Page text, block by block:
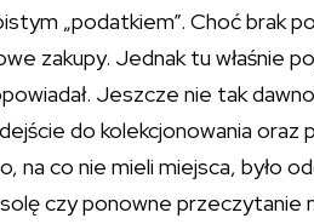
„podatkiem”. Choć brak
zakupy. Jednak tu właśnie
Jeszcze nie tak
do kolekcjonowania oraz
na co nie mieli miejsca, było
czy ponowne